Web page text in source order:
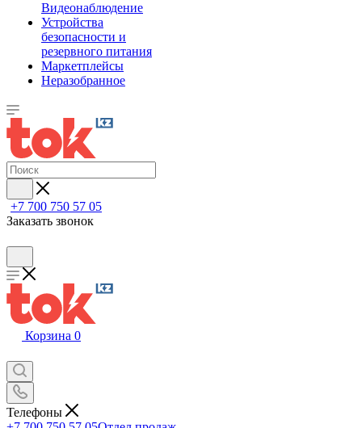
Видеонаблюдение
Устройства
безопасности и
резервного питания
Маркетплейсы
Неразобранное
+7 700 750 57 05
Заказать звонок
Корзина 0
Телефоны